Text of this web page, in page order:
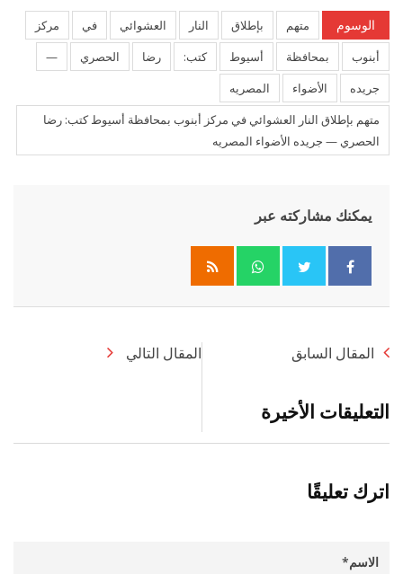
الوسوم متهم بإطلاق النار العشوائي في
مركز
أبنوب
بمحافظة أسيوط كتب: رضا الحصري
—
جريده
الأضواء
المصريه
متهم بإطلاق النار العشوائي في مركز أبنوب بمحافظة أسيوط كتب: رضا
الحصري — جريده الأضواء المصريه
يمكنك مشاركته عبر
Whatsapp
المقال السابق المقال التالي
التعليقات الأخيرة
اترك تعليقًا